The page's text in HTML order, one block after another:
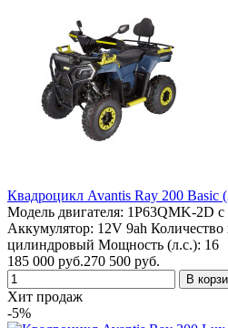
Квадроцикл Avantis Ray 200 Basic
Модель двигателя: 1P63QMK-2D
Аккумулятор: 12V 9ah
цилиндровый Мощность (л.с.): 16
185 000 руб.270 500 руб.
В
Хит продаж
-5%